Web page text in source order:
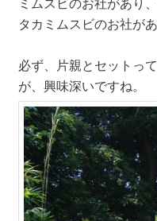
タカミムスビのお社があ
必ず、片親とセットっ
が、興味深いですね。